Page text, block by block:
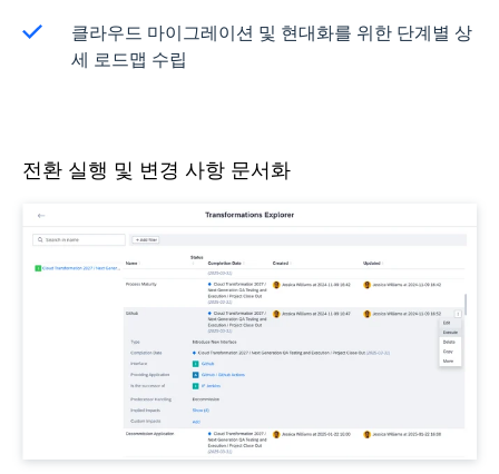
클라우드 마이그레이션 및 현대화를 위한 단계별 상
세 로드맵 수립
전환 실행 및 변경 사항 문서화